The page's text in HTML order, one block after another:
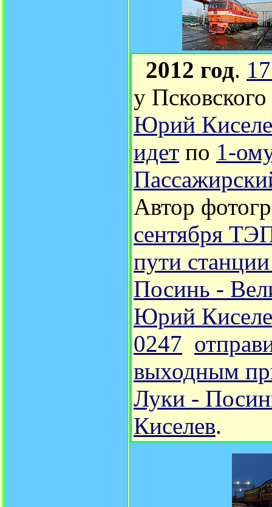
2012 год.
у
Юрий
идет по 1-
Автор
сентября
пути
Посинь -
Юрий
0247
выходным
Луки -
Киселев.